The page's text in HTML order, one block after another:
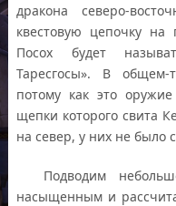
дракона северо-
квестовую цепочку на
Посох будет
Таресгосы». В
потому как это
щепки которого свита
на север, у них не было
Подводим
насыщенным и